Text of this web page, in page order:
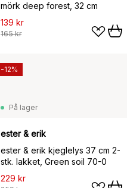
mörk deep forest, 32 cm
139 kr
165 kr
På lager
ester & erik
ester & erik kjeglelys 37 cm 2-
stk. lakket, Green soil 70-0
229 kr
-12%